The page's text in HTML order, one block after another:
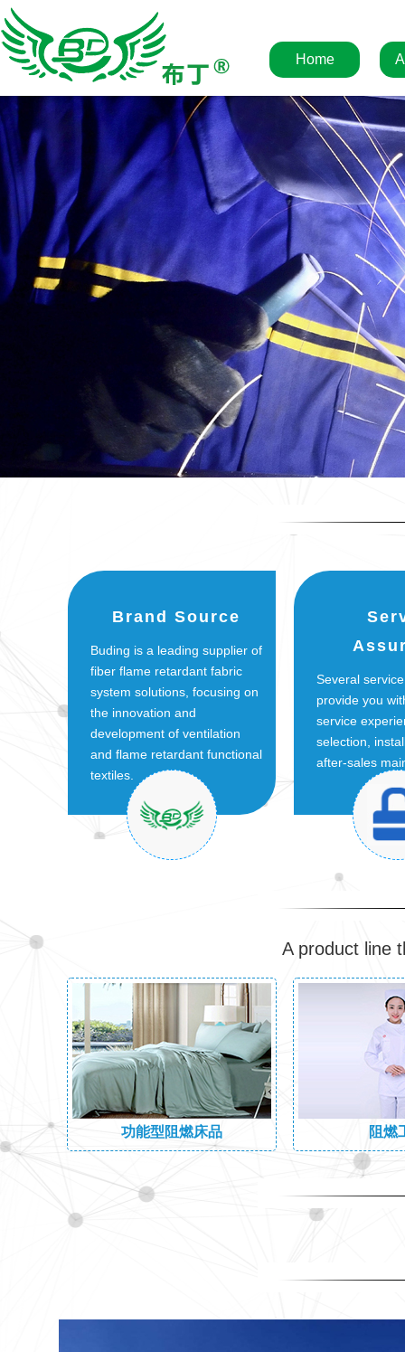
Home
Brand Source
Buding is a leading supplier of
fiber flame retardant fabric
system solutions, focusing on
the innovation and
development of ventilation
and flame retardant functional
textiles.
Several
provide you
service
selection,
after-sales
A product line
功能型阻燃床品 阻燃